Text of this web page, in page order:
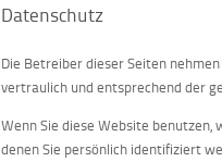
Datenschutz
Die Betreiber dieser Seiten
vertraulich und entsprechend der
Wenn Sie diese Website benutzen,
denen Sie persönlich identifiziert